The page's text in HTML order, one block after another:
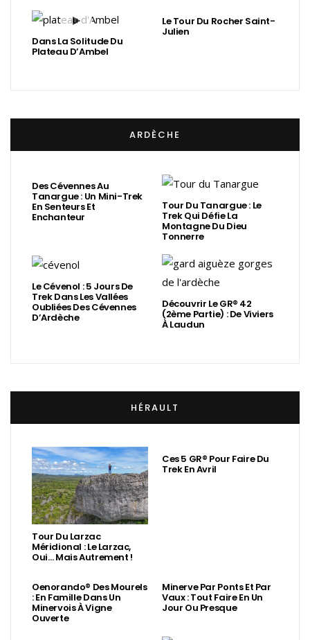
Dans La Solitude Du
Plateau D’Ambel
Le Tour Du Rocher Saint-
Julien
ARDÈCHE
Des Cévennes Au
Tanargue : Un Mini-Trek
En Senteurs Et
Enchanteur
Tour Du Tanargue : Le
Trek Qui Défie La
Montagne Du Dieu
Tonnerre
Le Cévenol : 5 Jours De
Trek Dans Les Vallées
Oubliées Des Cévennes
D’Ardèche
Découvrir Le GR® 42
(2ème Partie) : De Viviers
À Laudun
HÉRAULT
Tour Du Larzac
Méridional : Le Larzac,
Oui… Mais Autrement !
Ces 5 GR® Pour Faire Du
Trek En Avril
Oenorando® Des Mourels
: En Famille Dans Un
Minervois À Vigne
Ouverte
Minerve Par Ponts Et Par
Vaux : Tout Faire En Un
Jour Ou Presque